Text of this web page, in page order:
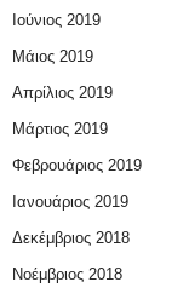
Ιούνιος 2019
Μάιος 2019
Απρίλιος 2019
Μάρτιος 2019
Φεβρουάριος 2019
Ιανουάριος 2019
Δεκέμβριος 2018
Νοέμβριος 2018